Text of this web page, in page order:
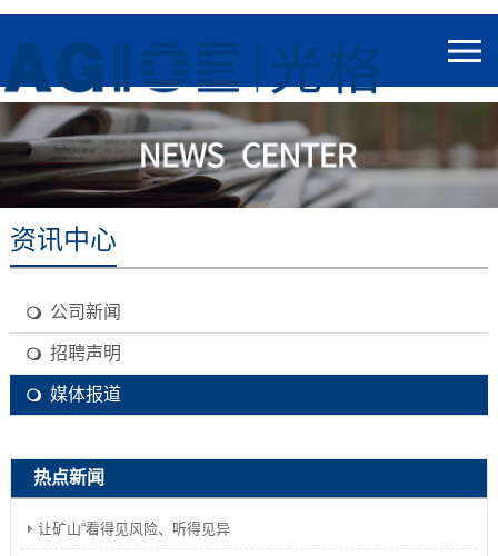
资讯中心
公司新闻
招聘声明
媒体报道
热点新闻
让矿山“看得见风险、听得见异